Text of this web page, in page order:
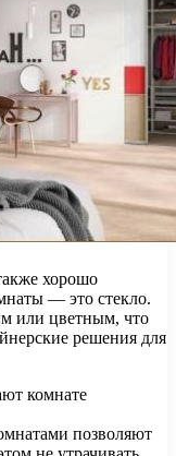
хорошо
— это стекло.
или цветным, что
решения для
комнате
позволяют